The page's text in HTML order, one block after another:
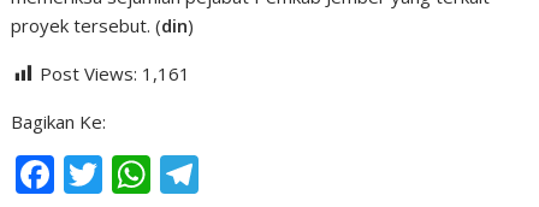
proyek tersebut. (din)
Post Views: 1,161
Bagikan Ke:
F T W